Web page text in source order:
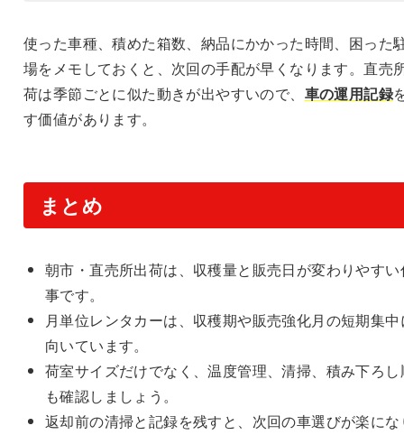
使った車種、積めた箱数、納品にかかった時間、困った
場をメモしておくと、次回の手配が早くなります。直売
荷は季節ごとに似た動きが出やすいので、 車の運用記録
す価値があります。
まとめ
朝市・直売所出荷は、収穫量と販売日が変わりやすい
事です。
月単位レンタカーは、収穫期や販売強化月の短期集中
向いています。
荷室サイズだけでなく、温度管理、清掃、積み下ろし
も確認しましょう。
返却前の清掃と記録を残すと、次回の車選びが楽にな